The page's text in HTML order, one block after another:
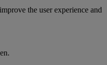
the user experience and